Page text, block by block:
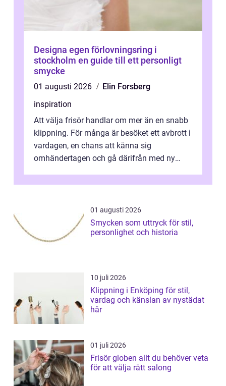
Designa egen förlovningsring i
stockholm en guide till ett personligt
smycke
01 augusti 2026
Elin Forsberg
inspiration
Att välja frisör handlar om mer än en snabb
klippning. För många är besöket ett avbrott i
vardagen, en chans att känna sig
omhändertagen och gå därifrån med ny
01 augusti 2026
Smycken som uttryck för stil,
personlighet och historia
10 juli 2026
Klippning i Enköping för stil,
vardag och känslan av nystädat
hår
01 juli 2026
Frisör globen allt du behöver veta
för att välja rätt salong